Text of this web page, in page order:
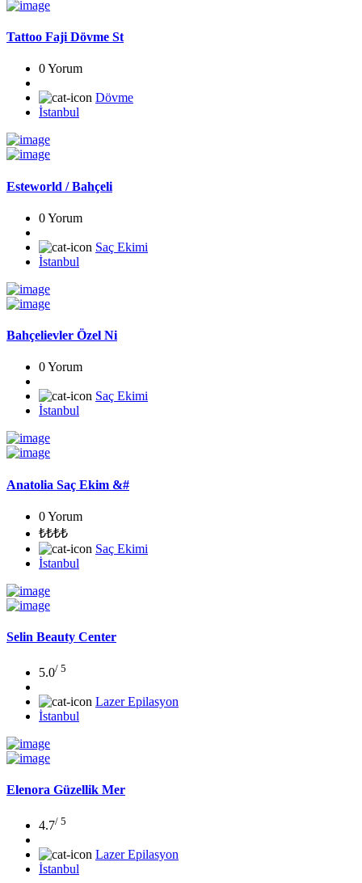
Tattoo Faji Dövme St
0 Yorum
Dövme
İstanbul
Esteworld / Bahçeli
0 Yorum
Saç Ekimi
İstanbul
Bahçelievler Özel Ni
0 Yorum
Saç Ekimi
İstanbul
Anatolia Saç Ekim &#
0 Yorum
₺₺₺₺
Saç Ekimi
İstanbul
Selin Beauty Center
5.0/ 5
Lazer Epilasyon
İstanbul
Elenora Güzellik Mer
4.7/ 5
Lazer Epilasyon
İstanbul